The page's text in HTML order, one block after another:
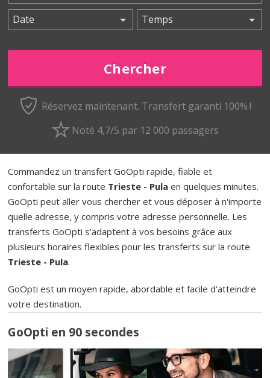
Réservez maintenant. Transfert garanti 100% !
Noté 4,7/5 par 12 000 passagers
Commandez un transfert GoOpti rapide, fiable et
confortable sur la route Trieste - Pula en quelques minutes.
GoOpti peut aller vous chercher et vous déposer à n'importe
quelle adresse, y compris votre adresse personnelle. Les
transferts GoOpti s'adaptent à vos besoins grâce aux
plusieurs horaires flexibles pour les transferts sur la route
Trieste - Pula.
GoOpti est un moyen rapide, abordable et facile d'atteindre
votre destination.
GoOpti en 90 secondes